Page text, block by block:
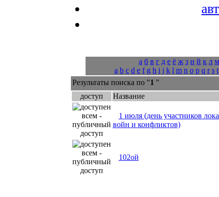
а б в г д е ё ж з и й к л м
a b c d e f g h i j k l m n o p q r s t
Результаты поиска по "1 "
доступ
Название
1 июля (день участников
войн и конфликтов)
102ой